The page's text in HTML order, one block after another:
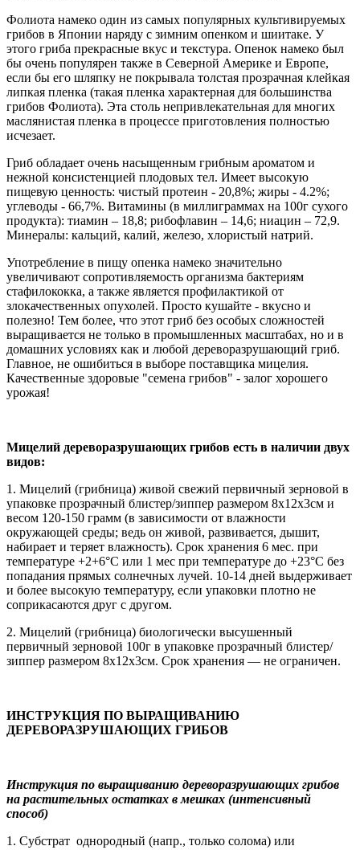
Фолиота намеко один из самых популярных культивируемых
грибов в Японии наряду с зимним опенком и шиитаке. У
этого гриба прекрасные вкус и текстура. Опенок намеко был
бы очень популярен также в Северной Америке и Европе,
если бы его шляпку не покрывала толстая прозрачная клейкая
липкая пленка (такая пленка характерная для большинства
грибов Фолиота). Эта столь непривлекательная для многих
маслянистая пленка в процессе приготовления полностью
исчезает.
Гриб обладает очень насыщенным грибным ароматом и
нежной консистенцией плодовых тел. Имеет высокую
пищевую ценность: чистый протеин - 20,8%; жиры - 4.2%;
углеводы - 66,7%. Витамины (в миллиграммах на 100г сухого
продукта): тиамин – 18,8; рибофлавин – 14,6; ниацин – 72,9.
Минералы: кальций, калий, железо, хлористый натрий.
Употребление в пищу опенка намеко значительно
увеличивают сопротивляемость организма бактериям
стафилококка, а также является профилактикой от
злокачественных опухолей. Просто кушайте - вкусно и
полезно! Тем более, что этот гриб без особых сложностей
выращивается не только в промышленных масштабах, но и в
домашних условиях как и любой дереворазрушающий гриб.
Главное, не ошибиться в выборе поставщика мицелия.
Качественные здоровые "семена грибов" - залог хорошего
урожая!
Мицелий дереворазрушающих грибов есть в наличии двух
видов:
1. Мицелий (грибница) живой свежий первичный зерновой в
упаковке прозрачный блистер/зиппер размером 8х12х3см и
весом 120-150 грамм (в зависимости от влажности
окружающей среды; ведь он живой, развивается, дышит,
набирает и теряет влажность). Срок хранения 6 мес. при
температуре +2+6°С или 1 мес при температуре до +23°С без
попадания прямых солнечных лучей. 10-14 дней выдерживает
и более высокую температуру, если упаковки плотно не
соприкасаются друг с другом.
2. Мицелий (грибница) биологически высушенный
первичный зерновой 100г в упаковке прозрачный блистер/
зиппер размером 8х12х3см. Срок хранения — не ограничен.
ИНСТРУКЦИЯ ПО ВЫРАЩИВАНИЮ
ДЕРЕВОРАЗРУШАЮЩИХ ГРИБОВ
Инструкция по выращиванию дереворазрушающих грибов
на растительных остатках в мешках (интенсивный
способ)
1. Субстрат однородный (напр., только солома) или